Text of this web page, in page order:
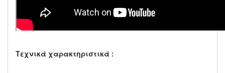
Τεχνικά χαρακτηριστικά :